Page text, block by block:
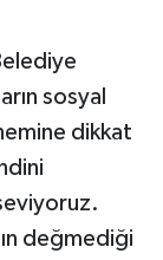
sosyal
dikkat
değmediği